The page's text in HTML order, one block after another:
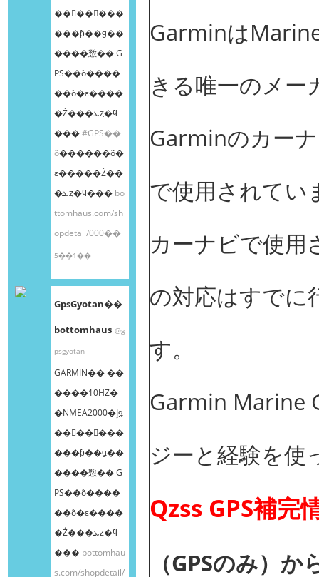
��󥰥��󥵡���
���ƥ��ǥ��
����㥹�� G
PS��õ����
��õ�ε����
�Ź���ܥȥ�ϥ
���#GPS��
õ������õ�
ε�����Ź��
�ܥȥ�ϥ��� bo
ttomhaus.com/sh
opdetail/000��
5��1��
GpsGyotan��
bottomhaus @g
psgyotan
GARMIN�� ��
����10HZ�
�NMEA2000�إǥ
��󥰥��󥵡���
���ƥ��ǥ��
����㥹�� G
PS��õ����
��õ�ε����
�Ź���ܥȥ�ϥ
��� bottomhau
s.com/shopdetail/
Garminは
きる唯一のメー
Garminのカー
で使用されてい
カーナビで使用
の対応はすでに
す。
Garmin Marine
ジーと経験を使
Qzss GPS補完
（GPSのみ）